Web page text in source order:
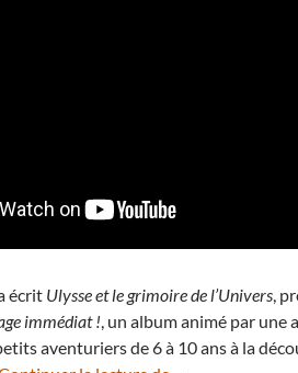
écrit Ulysse et le grimoire de l’Univers,
immédiat !, un album animé par une
aventuriers de 6 à 10 ans à la